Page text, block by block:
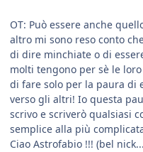
OT: Può essere anche
altro mi sono reso conto
di dire minchiate o di
molti tengono per sè le loro
di fare solo per la paura di
verso gli altri! Io questa
scrivo e scriverò qualsiasi
semplice alla più
Ciao Astrofabio !!! (bel